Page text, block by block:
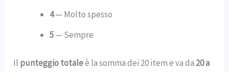
4— Molto spesso
5— Sempre
Il punteggio totaleè la somma dei 20 item e va da 20 a